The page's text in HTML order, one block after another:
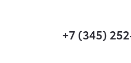
+7 (345)